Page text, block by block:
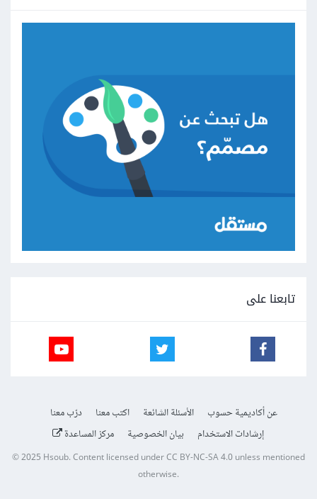
تابعنا على
عن أكاديمية حسوب الأسئلة الشائعة اكتب معنا
درّب معنا
إرشادات الاستخدام
بيان الخصوصية مركز المساعدة
© 2025Hsoub.Content licensed underCC BY-NC-SA 4.0unless mentioned
otherwise.